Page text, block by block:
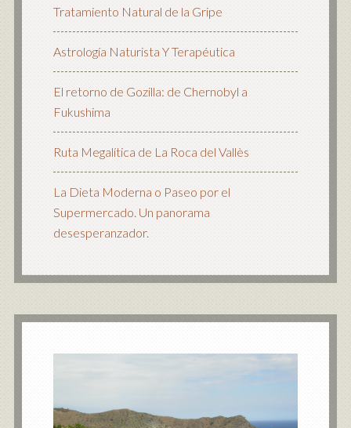
Tratamiento Natural de la Gripe
Astrología Naturista Y Terapéutica
El retorno de Gozilla: de Chernobyl a
Fukushima
Ruta Megalítica de La Roca del Vallès
La Dieta Moderna o Paseo por el
Supermercado. Un panorama
desesperanzador.